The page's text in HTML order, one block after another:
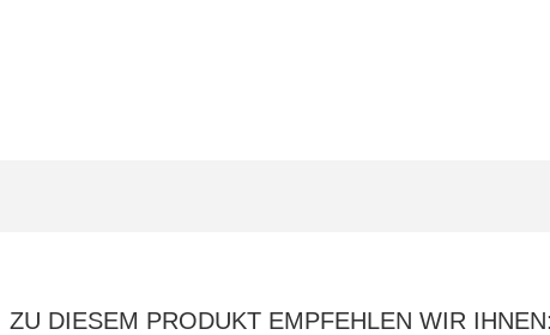
ZU DIESEM PRODUKT EMPFEHLEN WIR